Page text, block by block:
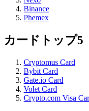
Binance
Phemex
カードトップ5
Cryptomus Card
Bybit Card
Gate.io Card
Volet Card
Crypto.com Visa